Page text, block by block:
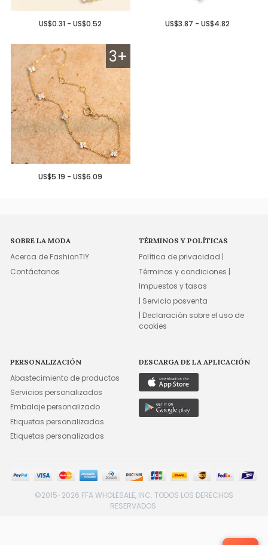
US$0.31 - US$0.52 US$3.87 - US$4.82
3+
US$5.19 - US$6.09
SOBRE LA MODA
Acerca de FashionTIY
Contáctanos
TÉRMINOS Y POLÍTICAS
Política de privacidad |
Términos y condiciones |
Impuestos y tasas
| Servicio posventa
| Declaración sobre el uso de
cookies
PERSONALIZACIÓN
Abastecimiento de productos
Servicios personalizados
Embalaje personalizado
Etiquetas personalizadas
Etiquetas personalizadas
DESCARGA DE LA APLICACIÓN
©2015-2026 FFA WHOLESALE, INC. TODOS LOS DERECHOS
RESERVADOS.